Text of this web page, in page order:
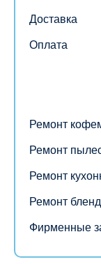
Доставка
Оплата
Ремонт
Ремонт
Ремонт
Ремонт
Фирменные